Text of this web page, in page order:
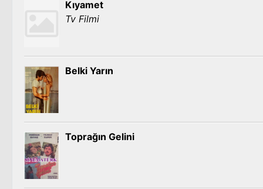
Kıyamet
Tv Filmi
Belki Yarın
Toprağın Gelini